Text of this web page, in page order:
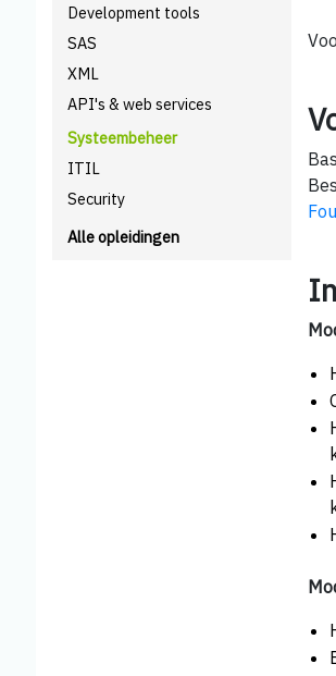
Development tools
SAS
XML
API's & web services
Systeembeheer
ITIL
Security
Alle opleidingen